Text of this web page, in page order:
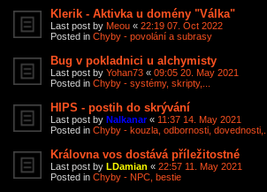
Klerik - Aktivka u domény "Válka"
Last post by Meou « 22:19 07. Oct 2022
Posted in Chyby - povolání a subrasy
Bug v pokladnici u alchymisty
Last post by Yohan73 « 09:05 20. May 2021
Posted in Chyby - systémy, skripty,...
HIPS - postih do skrývání
Last post by Nalkanar« 11:37 14. May 2021
Posted in Chyby - kouzla, odbornosti, dovednosti,...
Královna vos dostává příležitostné
Last post by LDamian « 22:57 11. May 2021
Posted in Chyby - NPC, bestie